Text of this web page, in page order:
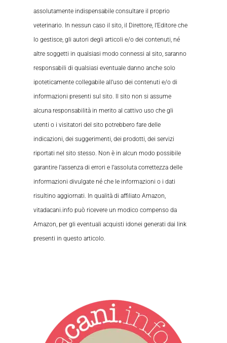
assolutamente indispensabile consultare il proprio
veterinario. In nessun caso il sito, il Direttore, l’Editore che
lo gestisce, gli autori degli articoli e/o dei contenuti, né
altre soggetti in qualsiasi modo connessi al sito, saranno
responsabili di qualsiasi eventuale danno anche solo
ipoteticamente collegabile all’uso dei contenuti e/o di
informazioni presenti sul sito. Il sito non si assume
alcuna responsabilità in merito al cattivo uso che gli
utenti o i visitatori del sito potrebbero fare delle
indicazioni, dei suggerimenti, dei prodotti, dei servizi
riportati nel sito stesso. Non è in alcun modo possibile
garantire l’assenza di errori e l’assoluta correttezza delle
informazioni divulgate né che le informazioni o i dati
risultino aggiornati. In qualità di affiliato Amazon,
vitadacani.info può ricevere un modico compenso da
Amazon, per gli eventuali acquisti idonei generati dai link
presenti in questo articolo.